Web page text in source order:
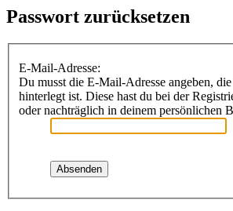
Passwort zurücksetzen
E-Mail-Adresse:
Du musst die E-Mail-Adresse angeben,
hinterlegt ist. Diese hast du bei der
oder nachträglich in deinem persönlichen